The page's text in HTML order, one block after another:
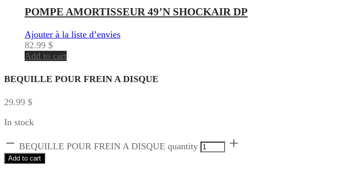
POMPE AMORTISSEUR 49’N SHOCKAIR DP
Ajouter à la liste d’envies
82.99 $
Add to cart
BEQUILLE POUR FREIN A DISQUE
29.99 $
In stock
BEQUILLE POUR FREIN A DISQUE quantity
Add to cart